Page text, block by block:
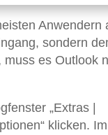
Anwendern
sondern
muss es Outlook
„Extras |
klicken.